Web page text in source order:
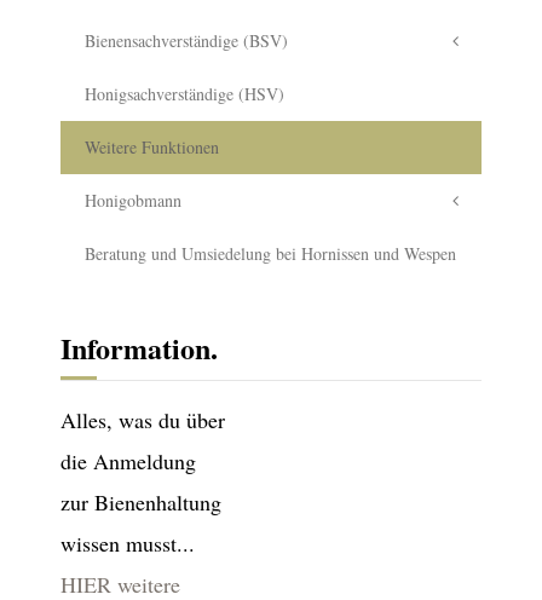
Bienensachverständige (BSV)
Honigsachverständige (HSV)
Weitere Funktionen
Honigobmann
Beratung und Umsiedelung bei Hornissen und Wespen
Information.
Alles, was du über
die Anmeldung
zur Bienenhaltung
wissen musst...
HIER weitere